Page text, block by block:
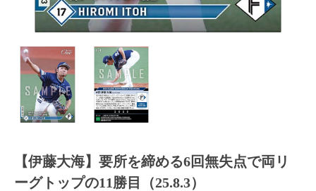
【伊藤大海】要所を締める6回無失点で両リ
ーグトップの11勝目（25.8.3）